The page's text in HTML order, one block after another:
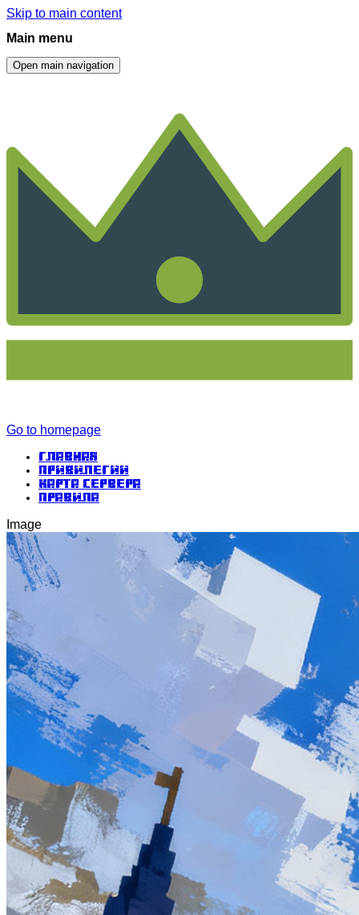
Skip to main content
Main menu
Open main navigation
Go to homepage
Главная
Привилегии
Карта сервера
Правила
Image